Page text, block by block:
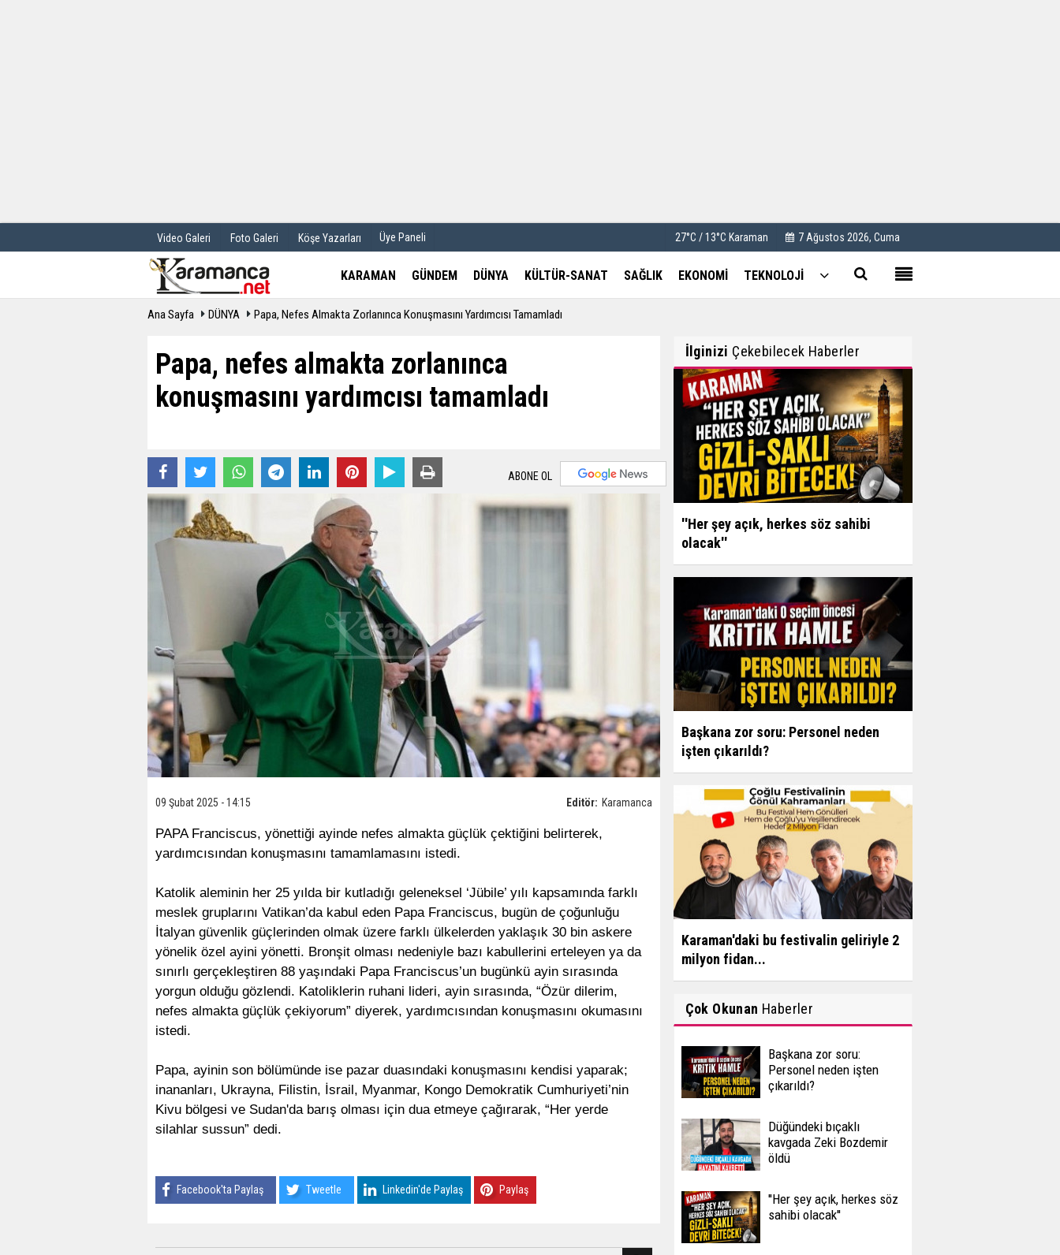
Video Galeri Foto Galeri Köşe Yazarları Üye Paneli 27°C / 13°C Karaman 7 Ağustos 2026, Cuma
KARAMAN GÜNDEM DÜNYA KÜLTÜR-SANAT SAĞLIK EKONOMİ TEKNOLOJİ
Ana Sayfa DÜNYA Papa, Nefes Almakta Zorlanınca Konuşmasını Yardımcısı Tamamladı
Papa, nefes almakta zorlanınca
konuşmasını yardımcısı tamamladı
ABONE OL
Editör: Karamanca
09 Şubat 2025 - 14:15
PAPA Franciscus, yönettiği ayinde nefes almakta güçlük çektiğini belirterek,
yardımcısından konuşmasını tamamlamasını istedi.
Katolik aleminin her 25 yılda bir kutladığı geleneksel ‘Jübile’ yılı kapsamında farklı
meslek gruplarını Vatikan’da kabul eden Papa Franciscus, bugün de çoğunluğu
İtalyan güvenlik güçlerinden olmak üzere farklı ülkelerden yaklaşık 30 bin askere
yönelik özel ayini yönetti. Bronşit olması nedeniyle bazı kabullerini erteleyen ya da
sınırlı gerçekleştiren 88 yaşındaki Papa Franciscus’un bugünkü ayin sırasında
yorgun olduğu gözlendi. Katoliklerin ruhani lideri, ayin sırasında, “Özür dilerim,
nefes almakta güçlük çekiyorum” diyerek, yardımcısından konuşmasını okumasını
istedi.
Papa, ayinin son bölümünde ise pazar duasındaki konuşmasını kendisi yaparak;
inananları, Ukrayna, Filistin, İsrail, Myanmar, Kongo Demokratik Cumhuriyeti’nin
Kivu bölgesi ve Sudan'da barış olması için dua etmeye çağırarak, “Her yerde
silahlar sussun” dedi.
Facebook'ta Paylaş Tweetle Linkedin'de Paylaş Paylaş
İlginizi Çekebilecek Haberler
''Her şey açık, herkes söz sahibi
olacak''
Başkana zor soru: Personel neden
işten çıkarıldı?
Karaman'daki bu festivalin geliriyle 2
milyon fidan...
Çok Okunan Haberler
Başkana zor soru:
Personel neden işten
çıkarıldı?
Düğündeki bıçaklı
kavgada Zeki Bozdemir
öldü
''Her şey açık, herkes söz
sahibi olacak''